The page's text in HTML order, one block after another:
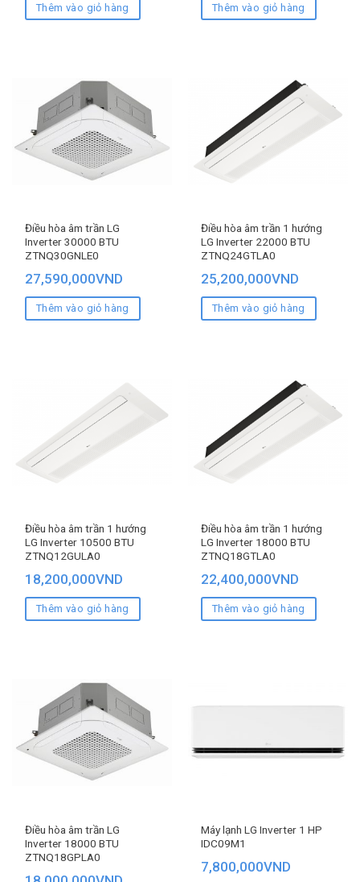
Thêm vào giỏ hàng Thêm vào giỏ hàng
Điều hòa âm trần LG
Inverter 30000 BTU
ZTNQ30GNLE0
27,590,000VND
Thêm vào giỏ hàng
Điều hòa âm trần 1 hướng
LG Inverter 22000 BTU
ZTNQ24GTLA0
25,200,000VND
Thêm vào giỏ hàng
Điều hòa âm trần 1 hướng
LG Inverter 10500 BTU
ZTNQ12GULA0
18,200,000VND
Thêm vào giỏ hàng
Điều hòa âm trần 1 hướng
LG Inverter 18000 BTU
ZTNQ18GTLA0
22,400,000VND
Thêm vào giỏ hàng
Điều hòa âm trần LG
Inverter 18000 BTU
ZTNQ18GPLA0
Máy lạnh LG Inverter 1 HP
IDC09M1
7,800,000VND